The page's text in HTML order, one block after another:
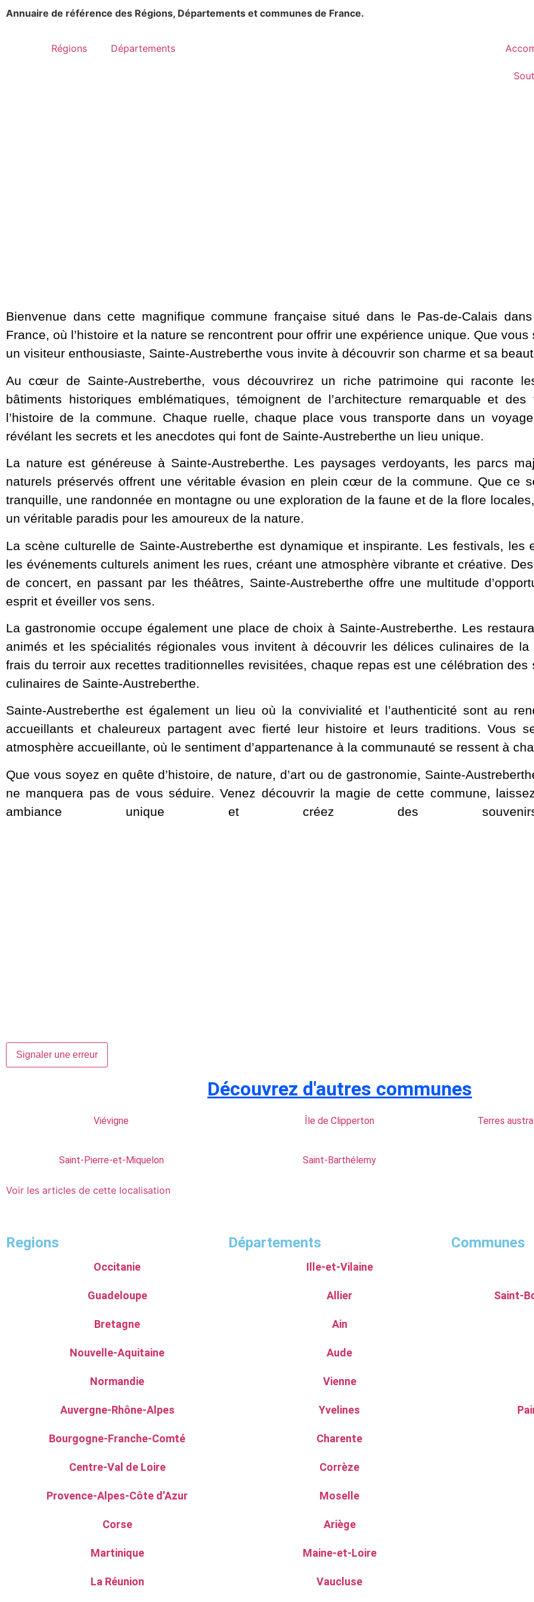
Annuaire de référence des Régions, Départements et communes de France.
Régions Départements
Bienvenue dans cette magnifique commune française situé dans le Pas-de-Calais
France, où l’histoire et la nature se rencontrent pour offrir une expérience unique. Que
un visiteur enthousiaste, Sainte-Austreberthe vous invite à découvrir son charme et sa
Au cœur de Sainte-Austreberthe, vous découvrirez un riche patrimoine qui raconte
bâtiments historiques emblématiques, témoignent de l’architecture remarquable et
l’histoire de la commune. Chaque ruelle, chaque place vous transporte dans un
révélant les secrets et les anecdotes qui font de Sainte-Austreberthe un lieu unique.
La nature est généreuse à Sainte-Austreberthe. Les paysages verdoyants, les parcs
naturels préservés offrent une véritable évasion en plein cœur de la commune. Que ce
tranquille, une randonnée en montagne ou une exploration de la faune et de la flore
un véritable paradis pour les amoureux de la nature.
La scène culturelle de Sainte-Austreberthe est dynamique et inspirante. Les festivals, les
les événements culturels animent les rues, créant une atmosphère vibrante et créative.
de concert, en passant par les théâtres, Sainte-Austreberthe offre une multitude
esprit et éveiller vos sens.
La gastronomie occupe également une place de choix à Sainte-Austreberthe. Les
animés et les spécialités régionales vous invitent à découvrir les délices culinaires de la
frais du terroir aux recettes traditionnelles revisitées, chaque repas est une célébration des
culinaires de Sainte-Austreberthe.
Sainte-Austreberthe est également un lieu où la convivialité et l’authenticité sont au
accueillants et chaleureux partagent avec fierté leur histoire et leurs traditions. Vous
atmosphère accueillante, où le sentiment d’appartenance à la communauté se ressent à
Que vous soyez en quête d’histoire, de nature, d’art ou de gastronomie, Sainte-
ne manquera pas de vous séduire. Venez découvrir la magie de cette commune,
ambiance unique et créez des souvenirs
Signaler une erreur
Découvrez d'autres communes
Viévigne Île de Clipperton Terres
Saint-Pierre-et-Miquelon Saint-Barthélemy
Voir les articles de cette localisation
Regions
Occitanie
Guadeloupe
Bretagne
Nouvelle-Aquitaine
Normandie
Auvergne-Rhône-Alpes
Bourgogne-Franche-Comté
Centre-Val de Loire
Provence-Alpes-Côte d’Azur
Corse
Martinique
La Réunion
Départements
Ille-et-Vilaine
Allier
Ain
Aude
Vienne
Yvelines
Charente
Corrèze
Moselle
Ariège
Maine-et-Loire
Vaucluse
Communes
Saint-